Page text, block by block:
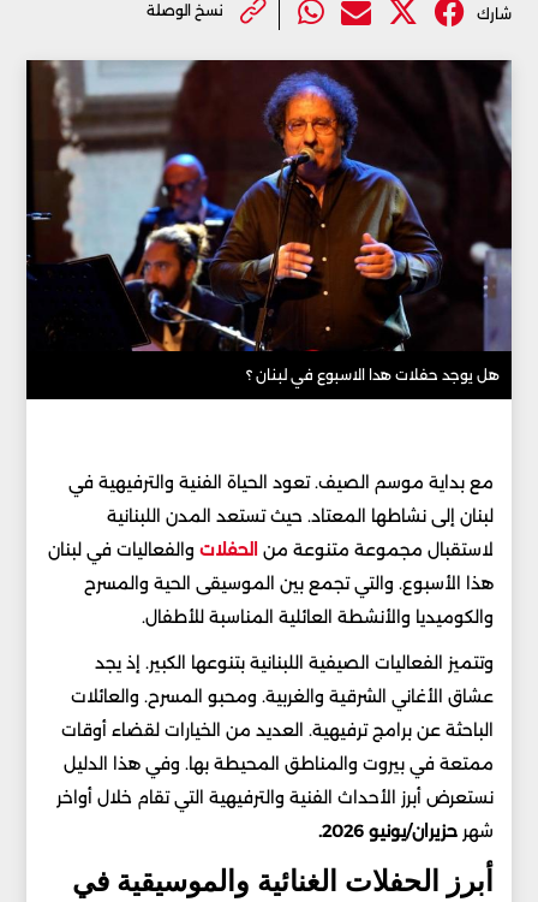
شارك نسخ الوصلة
هل يوجد حفلات هدا الاسبوع في لبنان ؟
مع بداية موسم الصيف. تعود الحياة الفنية والترفيهية في
لبنان إلى نشاطها المعتاد. حيث تستعد المدن اللبنانية
لاستقبال مجموعة متنوعة من الحفلات والفعاليات في لبنان
هذا الأسبوع. والتي تجمع بين الموسيقى الحية والمسرح
والكوميديا والأنشطة العائلية المناسبة للأطفال.
وتتميز الفعاليات الصيفية اللبنانية بتنوعها الكبير. إذ يجد
عشاق الأغاني الشرقية والغربية. ومحبو المسرح. والعائلات
الباحثة عن برامج ترفيهية. العديد من الخيارات لقضاء أوقات
ممتعة في بيروت والمناطق المحيطة بها. وفي هذا الدليل
نستعرض أبرز الأحداث الفنية والترفيهية التي تقام خلال أواخر
شهرحزيران/يونيو 2026.
أبرز الحفلات الغنائية والموسيقية في